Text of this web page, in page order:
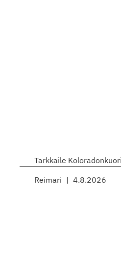
Tarkkaile
Reimari
4.8.2026